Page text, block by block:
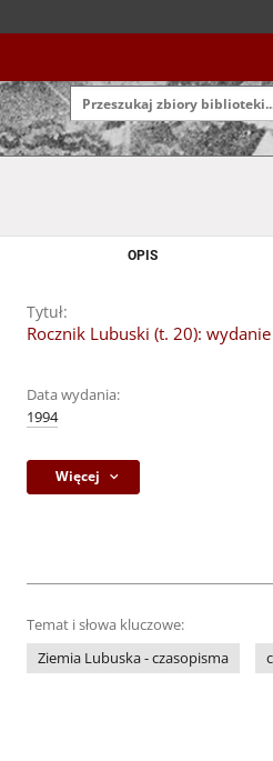
OPIS
Tytuł:
Rocznik Lubuski (t. 20):
Data wydania:
1994
Więcej
Temat i słowa kluczowe:
Ziemia Lubuska - czasopisma